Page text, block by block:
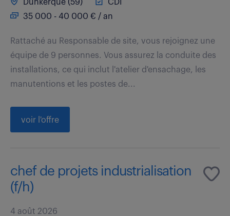
Dunkerque (59)
CDI
35 000 - 40 000 € / an
Rattaché au Responsable de site, vous rejoignez une
équipe de 9 personnes. Vous assurez la conduite des
installations, ce qui inclut l'atelier d'ensachage, les
manutentions et les postes de...
voir l'offre
chef de projets industrialisation
(f/h)
4 août 2026